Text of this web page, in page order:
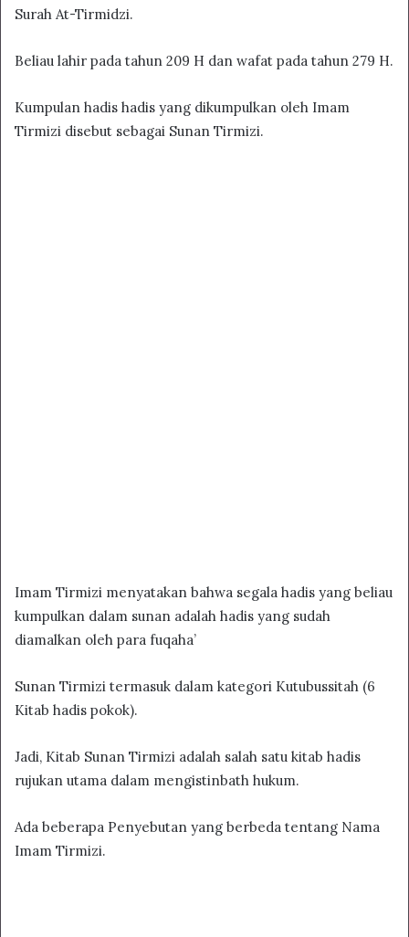
Surah At-Tirmidzi.
Beliau lahir pada tahun 209 H dan wafat pada tahun 279 H.
Kumpulan hadis hadis yang dikumpulkan oleh Imam
Tirmizi disebut sebagai Sunan Tirmizi.
Imam Tirmizi menyatakan bahwa segala hadis yang beliau
kumpulkan dalam sunan adalah hadis yang sudah
diamalkan oleh para fuqaha’
Sunan Tirmizi termasuk dalam kategori Kutubussitah (6
Kitab hadis pokok).
Jadi, Kitab Sunan Tirmizi adalah salah satu kitab hadis
rujukan utama dalam mengistinbath hukum.
Ada beberapa Penyebutan yang berbeda tentang Nama
Imam Tirmizi.